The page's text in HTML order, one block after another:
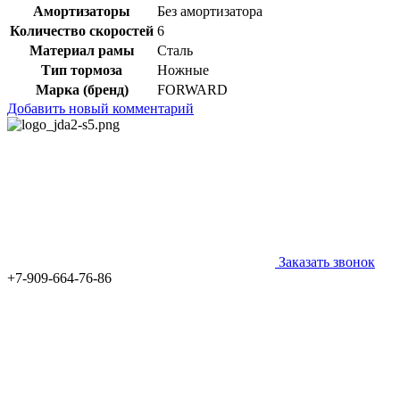
Амортизаторы
Без амортизатора
Количество скоростей 6
Материал рамы
Сталь
Тип тормоза
Ножные
Марка (бренд)
FORWARD
Добавить новый комментарий
Заказать звонок
+7-909-664-76-86